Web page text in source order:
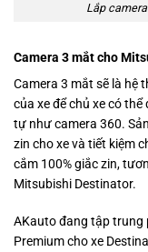
Lắp
Camera 3 mắt cho
Camera 3 mắt sẽ là hệ
của xe để chủ xe có
tự như camera 360.
zin cho xe và tiết kiệm
cắm 100% giắc zin,
Mitsubishi Destinator.
AKauto đang tập trung
Premium cho xe